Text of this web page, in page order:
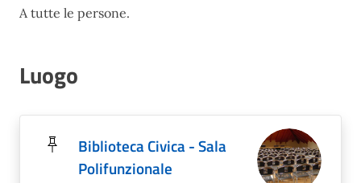
A tutte le persone.
Luogo
Biblioteca Civica - Sala
Polifunzionale